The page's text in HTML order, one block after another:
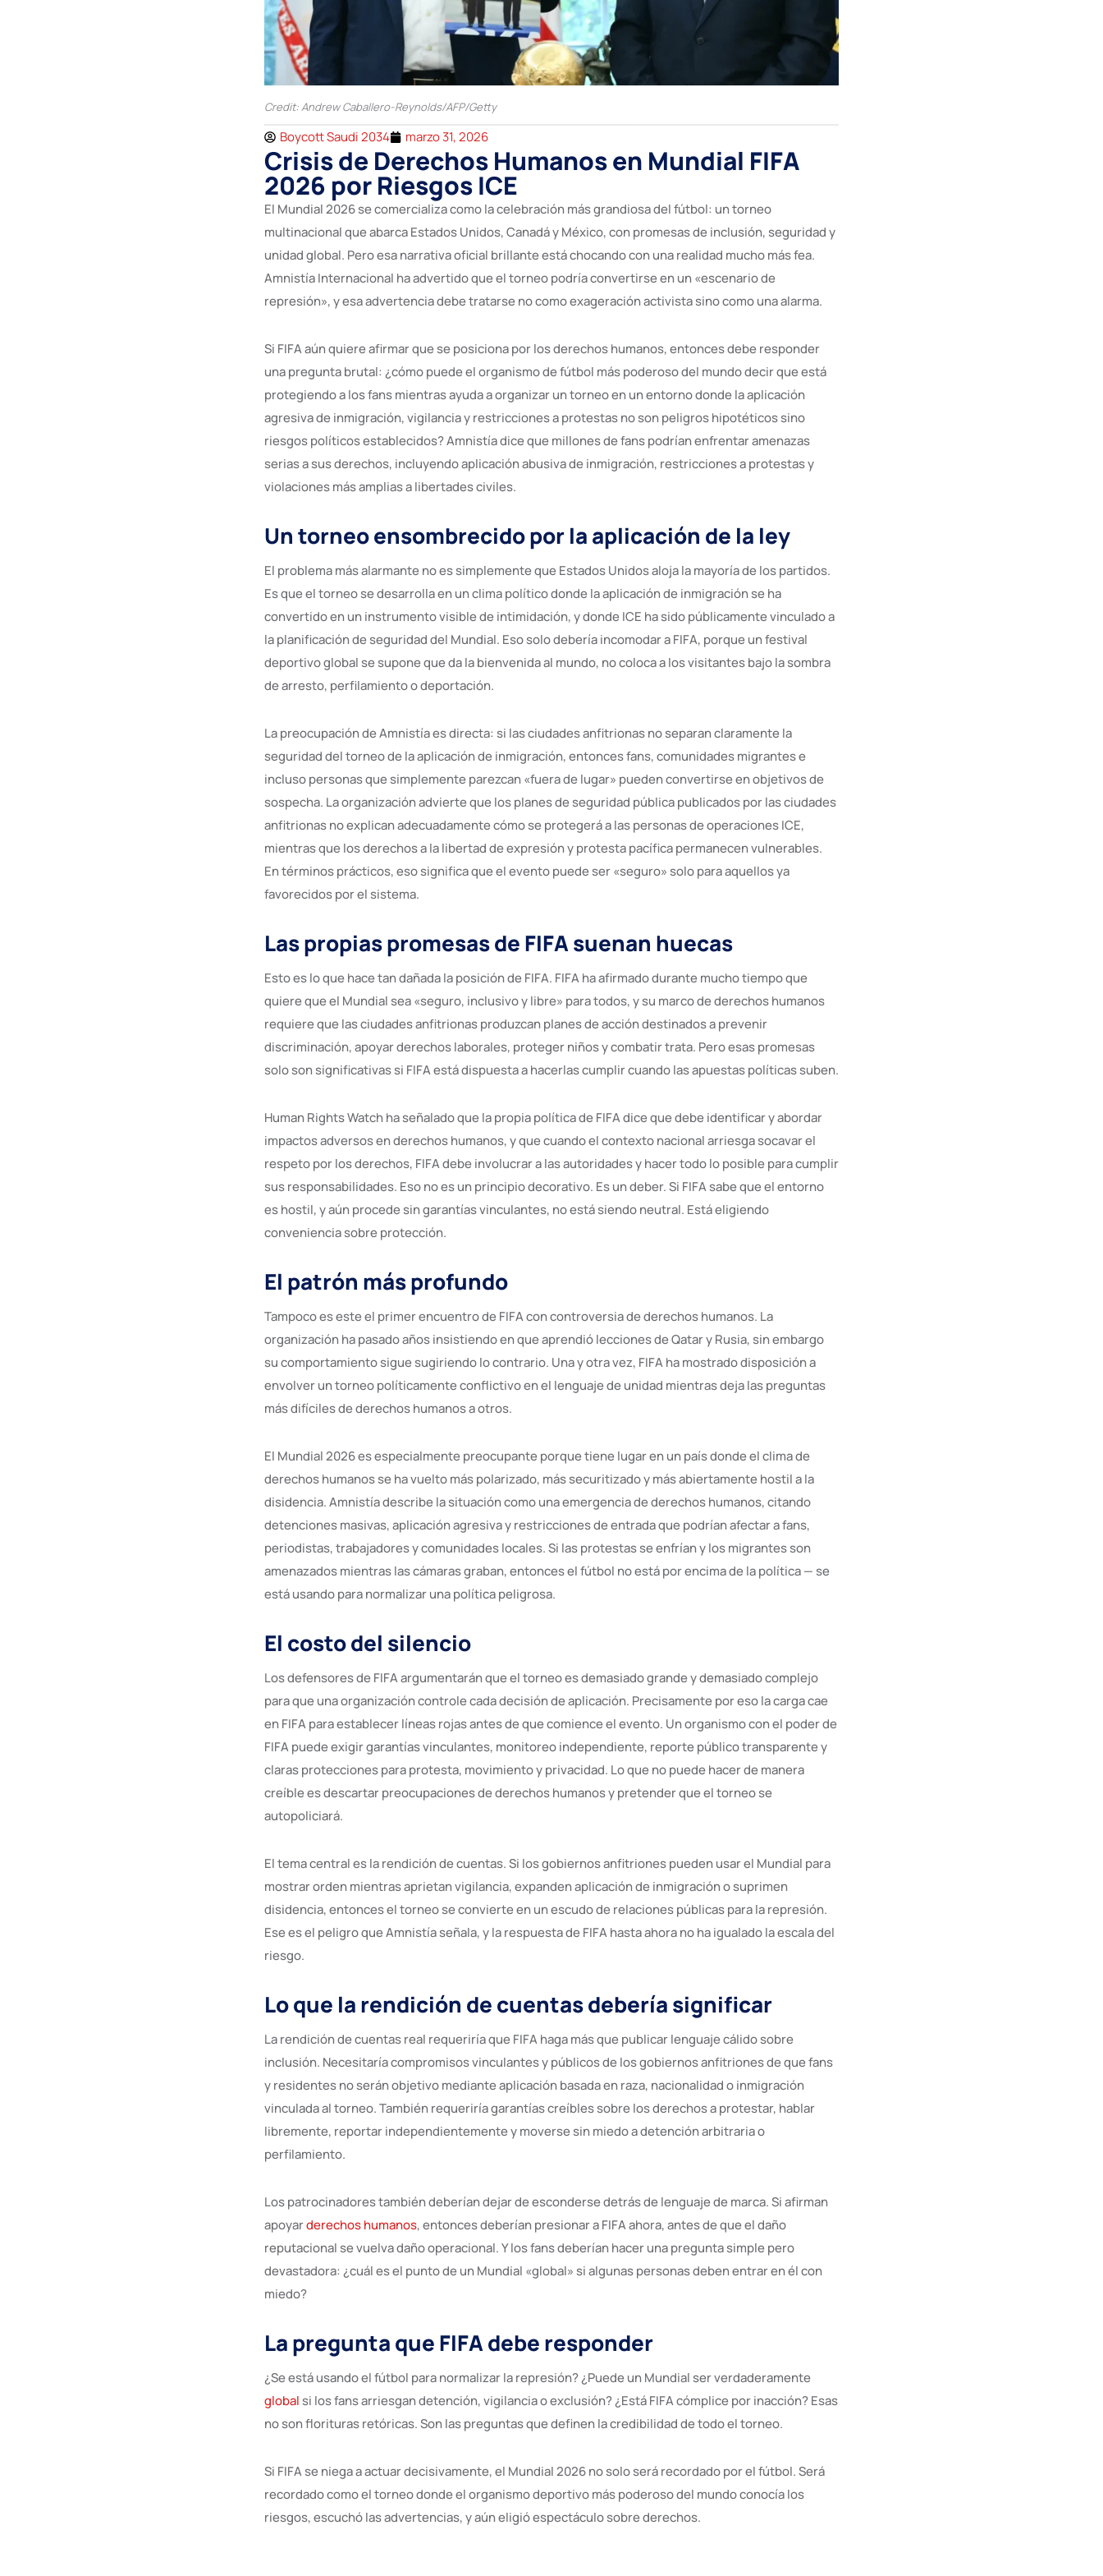
Credit: Andrew Caballero-Reynolds/AFP/Getty
Boycott Saudi 2034 marzo 31, 2026
Crisis de Derechos Humanos en Mundial FIFA
2026 por Riesgos ICE
El Mundial 2026 se comercializa como la celebración más grandiosa del fútbol: un torneo
multinacional que abarca Estados Unidos, Canadá y México, con promesas de inclusión, seguridad y
unidad global. Pero esa narrativa oficial brillante está chocando con una realidad mucho más fea.
Amnistía Internacional ha advertido que el torneo podría convertirse en un «escenario de
represión», y esa advertencia debe tratarse no como exageración activista sino como una alarma.
Si FIFA aún quiere afirmar que se posiciona por los derechos humanos, entonces debe responder
una pregunta brutal: ¿cómo puede el organismo de fútbol más poderoso del mundo decir que está
protegiendo a los fans mientras ayuda a organizar un torneo en un entorno donde la aplicación
agresiva de inmigración, vigilancia y restricciones a protestas no son peligros hipotéticos sino
riesgos políticos establecidos? Amnistía dice que millones de fans podrían enfrentar amenazas
serias a sus derechos, incluyendo aplicación abusiva de inmigración, restricciones a protestas y
violaciones más amplias a libertades civiles.
Un torneo ensombrecido por la aplicación de la ley
El problema más alarmante no es simplemente que Estados Unidos aloja la mayoría de los partidos.
Es que el torneo se desarrolla en un clima político donde la aplicación de inmigración se ha
convertido en un instrumento visible de intimidación, y donde ICE ha sido públicamente vinculado a
la planificación de seguridad del Mundial. Eso solo debería incomodar a FIFA, porque un festival
deportivo global se supone que da la bienvenida al mundo, no coloca a los visitantes bajo la sombra
de arresto, perfilamiento o deportación.
La preocupación de Amnistía es directa: si las ciudades anfitrionas no separan claramente la
seguridad del torneo de la aplicación de inmigración, entonces fans, comunidades migrantes e
incluso personas que simplemente parezcan «fuera de lugar» pueden convertirse en objetivos de
sospecha. La organización advierte que los planes de seguridad pública publicados por las ciudades
anfitrionas no explican adecuadamente cómo se protegerá a las personas de operaciones ICE,
mientras que los derechos a la libertad de expresión y protesta pacífica permanecen vulnerables.
En términos prácticos, eso significa que el evento puede ser «seguro» solo para aquellos ya
favorecidos por el sistema.
Las propias promesas de FIFA suenan huecas
Esto es lo que hace tan dañada la posición de FIFA. FIFA ha afirmado durante mucho tiempo que
quiere que el Mundial sea «seguro, inclusivo y libre» para todos, y su marco de derechos humanos
requiere que las ciudades anfitrionas produzcan planes de acción destinados a prevenir
discriminación, apoyar derechos laborales, proteger niños y combatir trata. Pero esas promesas
solo son significativas si FIFA está dispuesta a hacerlas cumplir cuando las apuestas políticas suben.
Human Rights Watch ha señalado que la propia política de FIFA dice que debe identificar y abordar
impactos adversos en derechos humanos, y que cuando el contexto nacional arriesga socavar el
respeto por los derechos, FIFA debe involucrar a las autoridades y hacer todo lo posible para cumplir
sus responsabilidades. Eso no es un principio decorativo. Es un deber. Si FIFA sabe que el entorno
es hostil, y aún procede sin garantías vinculantes, no está siendo neutral. Está eligiendo
conveniencia sobre protección.
El patrón más profundo
Tampoco es este el primer encuentro de FIFA con controversia de derechos humanos. La
organización ha pasado años insistiendo en que aprendió lecciones de Qatar y Rusia, sin embargo
su comportamiento sigue sugiriendo lo contrario. Una y otra vez, FIFA ha mostrado disposición a
envolver un torneo políticamente conflictivo en el lenguaje de unidad mientras deja las preguntas
más difíciles de derechos humanos a otros.
El Mundial 2026 es especialmente preocupante porque tiene lugar en un país donde el clima de
derechos humanos se ha vuelto más polarizado, más securitizado y más abiertamente hostil a la
disidencia. Amnistía describe la situación como una emergencia de derechos humanos, citando
detenciones masivas, aplicación agresiva y restricciones de entrada que podrían afectar a fans,
periodistas, trabajadores y comunidades locales. Si las protestas se enfrían y los migrantes son
amenazados mientras las cámaras graban, entonces el fútbol no está por encima de la política — se
está usando para normalizar una política peligrosa.
El costo del silencio
Los defensores de FIFA argumentarán que el torneo es demasiado grande y demasiado complejo
para que una organización controle cada decisión de aplicación. Precisamente por eso la carga cae
en FIFA para establecer líneas rojas antes de que comience el evento. Un organismo con el poder de
FIFA puede exigir garantías vinculantes, monitoreo independiente, reporte público transparente y
claras protecciones para protesta, movimiento y privacidad. Lo que no puede hacer de manera
creíble es descartar preocupaciones de derechos humanos y pretender que el torneo se
autopoliciará.
El tema central es la rendición de cuentas. Si los gobiernos anfitriones pueden usar el Mundial para
mostrar orden mientras aprietan vigilancia, expanden aplicación de inmigración o suprimen
disidencia, entonces el torneo se convierte en un escudo de relaciones públicas para la represión.
Ese es el peligro que Amnistía señala, y la respuesta de FIFA hasta ahora no ha igualado la escala del
riesgo.
Lo que la rendición de cuentas debería significar
La rendición de cuentas real requeriría que FIFA haga más que publicar lenguaje cálido sobre
inclusión. Necesitaría compromisos vinculantes y públicos de los gobiernos anfitriones de que fans
y residentes no serán objetivo mediante aplicación basada en raza, nacionalidad o inmigración
vinculada al torneo. También requeriría garantías creíbles sobre los derechos a protestar, hablar
libremente, reportar independientemente y moverse sin miedo a detención arbitraria o
perfilamiento.
Los patrocinadores también deberían dejar de esconderse detrás de lenguaje de marca. Si afirman
apoyarderechos humanos, entonces deberían presionar a FIFA ahora, antes de que el daño
reputacional se vuelva daño operacional. Y los fans deberían hacer una pregunta simple pero
devastadora: ¿cuál es el punto de un Mundial «global» si algunas personas deben entrar en él con
miedo?
La pregunta que FIFA debe responder
¿Se está usando el fútbol para normalizar la represión? ¿Puede un Mundial ser verdaderamente
global si los fans arriesgan detención, vigilancia o exclusión? ¿Está FIFA cómplice por inacción? Esas
no son florituras retóricas. Son las preguntas que definen la credibilidad de todo el torneo.
Si FIFA se niega a actuar decisivamente, el Mundial 2026 no solo será recordado por el fútbol. Será
recordado como el torneo donde el organismo deportivo más poderoso del mundo conocía los
riesgos, escuchó las advertencias, y aún eligió espectáculo sobre derechos.